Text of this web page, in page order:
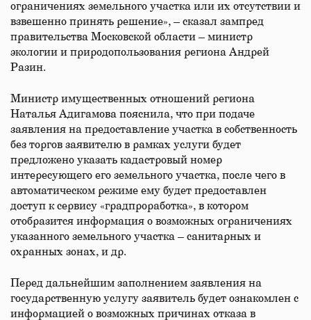
ограничениях земельного участка или их отсутствии и
взвешенно принять решение», – сказал зампред
правительства Московской области – министр
экологии и природопользования региона Андрей
Разин.
Министр имущественных отношений региона
Наталья Адигамова пояснила, что при подаче
заявления на предоставление участка в собственность
без торгов заявителю в рамках услуги будет
предложено указать кадастровый номер
интересующего его земельного участка, после чего в
автоматическом режиме ему будет предоставлен
доступ к сервису «градпроработка», в котором
отобразится информация о возможных ограничениях
указанного земельного участка – санитарных и
охранных зонах, и др.
Перед дальнейшим заполнением заявления на
государственную услугу заявитель будет ознакомлен с
информацией о возможных причинах отказа в